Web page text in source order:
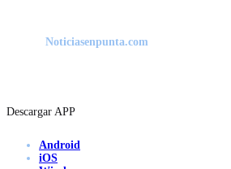
Noticiasenpunta.com
Descargar APP
Android
iOS